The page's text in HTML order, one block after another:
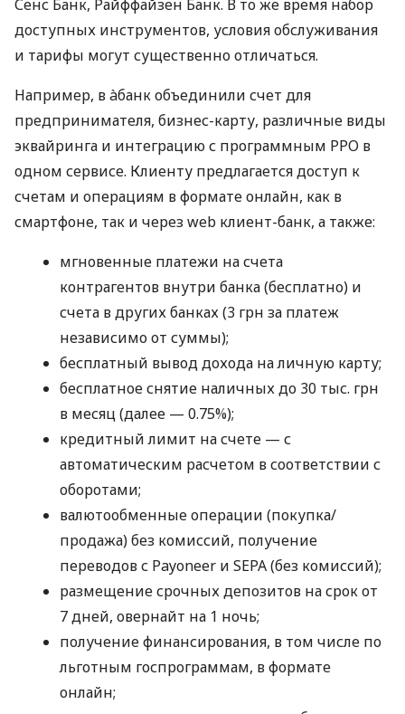
Сенс Банк, Райффайзен Банк. В то же время набор
доступных инструментов, условия обслуживания
и тарифы могут существенно отличаться.
Например, в àбанк объединили счет для
предпринимателя, бизнес-карту, различные виды
эквайринга и интеграцию с программным РРО в
одном сервисе. Клиенту предлагается доступ к
счетам и операциям в формате онлайн, как в
смартфоне, так и через web клиент-банк, а также:
мгновенные платежи на счета
контрагентов внутри банка (бесплатно) и
счета в других банках (3 грн за платеж
независимо от суммы);
бесплатный вывод дохода на личную карту;
бесплатное снятие наличных до 30 тыс. грн
в месяц (далее — 0.75%);
кредитный лимит на счете — с
автоматическим расчетом в соответствии с
оборотами;
валютообменные операции (покупка/
продажа) без комиссий, получение
переводов с Payoneer и SEPA (без комиссий);
размещение срочных депозитов на срок от
7 дней, овернайт на 1 ночь;
получение финансирования, в том числе по
льготным госпрограммам, в формате
онлайн;